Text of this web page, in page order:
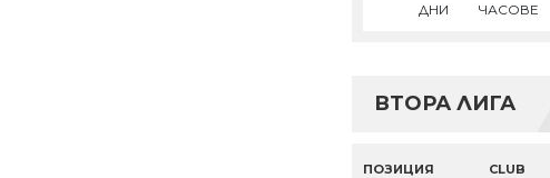
ДНИ ЧАСОВЕ
ВТОРА ЛИГА
ПОЗИЦИЯ CLUB